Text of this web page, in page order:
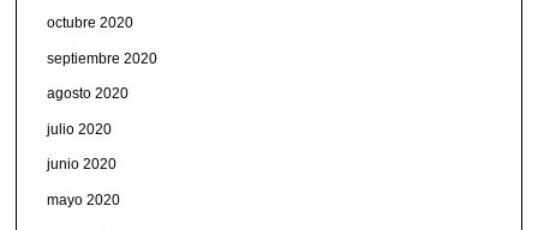
octubre 2020
septiembre 2020
agosto 2020
julio 2020
junio 2020
mayo 2020